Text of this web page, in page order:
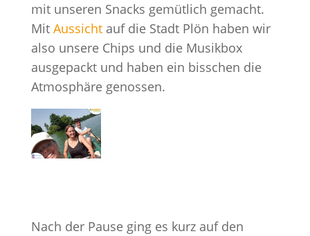
mit unseren Snacks gemütlich gemacht.
Mit Aussichtauf die Stadt Plön haben wir
also unsere Chips und die Musikbox
ausgepackt und haben ein bisschen die
Atmosphäre genossen.
Nach der Pause ging es kurz auf den